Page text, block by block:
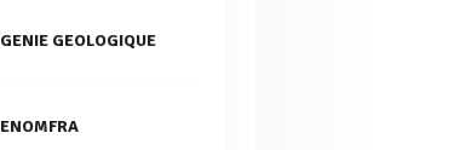
GENIE GEOLOGIQUE
ENOMFRA